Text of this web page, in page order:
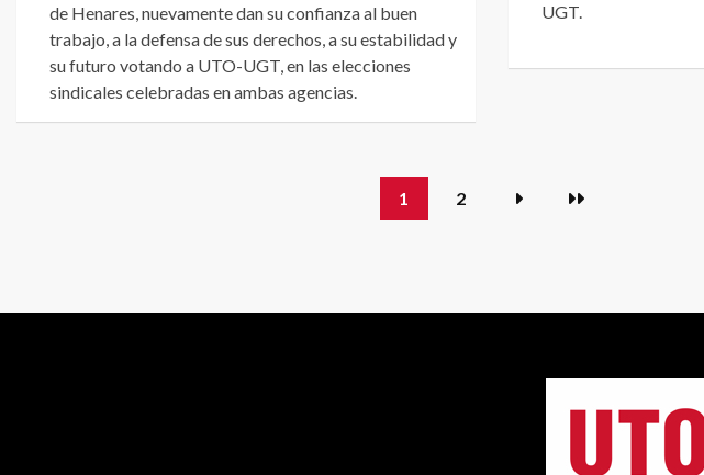
de Henares, nuevamente dan su confianza al buen
trabajo, a la defensa de sus derechos, a su estabilidad y
su futuro votando a UTO-UGT, en las elecciones
sindicales celebradas en ambas agencias.
UGT.
1 2